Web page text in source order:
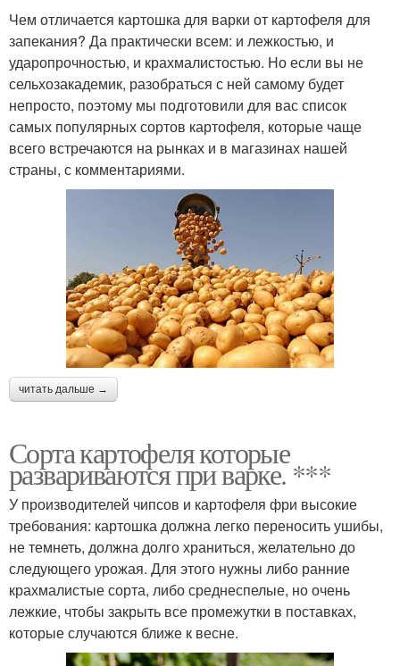
Чем отличается картошка для варки от картофеля для
запекания? Да практически всем: и лежкостью, и
ударопрочностью, и крахмалистостью. Но если вы не
сельхозакадемик, разобраться с ней самому будет
непросто, поэтому мы подготовили для вас список
самых популярных сортов картофеля, которые чаще
всего встречаются на рынках и в магазинах нашей
страны, с комментариями.
читать дальше →
Сорта картофеля которые
развариваются при варке. ***
У производителей чипсов и картофеля фри высокие
требования: картошка должна легко переносить ушибы,
не темнеть, должна долго храниться, желательно до
следующего урожая. Для этого нужны либо ранние
крахмалистые сорта, либо среднеспелые, но очень
лежкие, чтобы закрыть все промежутки в поставках,
которые случаются ближе к весне.